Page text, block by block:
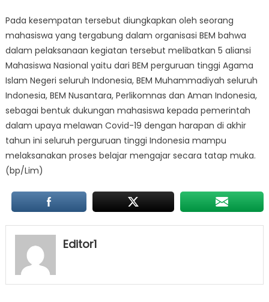
Pada kesempatan tersebut diungkapkan oleh seorang
mahasiswa yang tergabung dalam organisasi BEM bahwa
dalam pelaksanaan kegiatan tersebut melibatkan 5 aliansi
Mahasiswa Nasional yaitu dari BEM perguruan tinggi Agama
Islam Negeri seluruh Indonesia, BEM Muhammadiyah seluruh
Indonesia, BEM Nusantara, Perlikomnas dan Aman Indonesia,
sebagai bentuk dukungan mahasiswa kepada pemerintah
dalam upaya melawan Covid-19 dengan harapan di akhir
tahun ini seluruh perguruan tinggi Indonesia mampu
melaksanakan proses belajar mengajar secara tatap muka.
(bp/Lim)
Editor1